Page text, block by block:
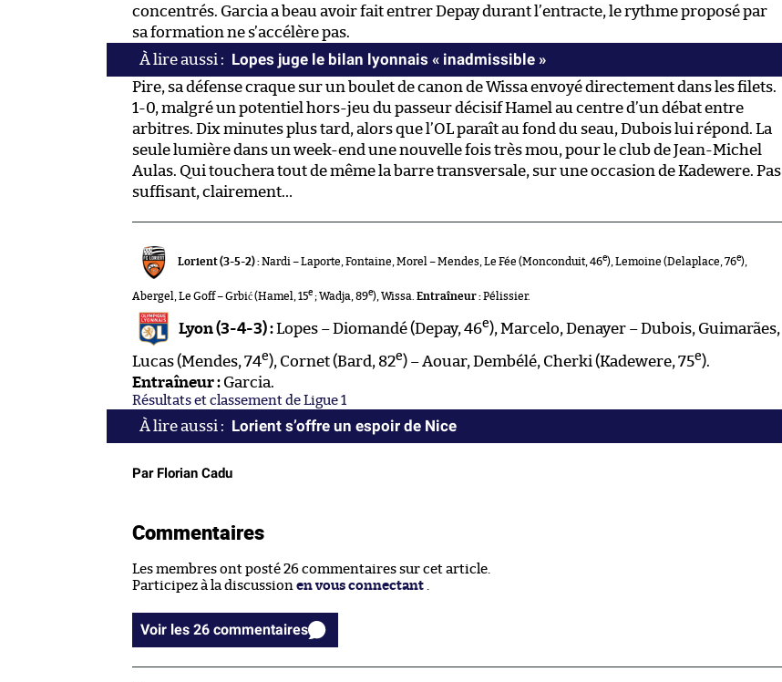
concentrés. Garcia a beau avoir fait entrer Depay durant l’entracte, le rythme proposé par
sa formation ne s’accélère pas.
Lopes juge le bilan lyonnais « inadmissible »
Pire, sa défense craque sur un boulet de canon de Wissa envoyé directement dans les filets.
1-0, malgré un potentiel hors-jeu du passeur décisif Hamel au centre d’un débat entre
arbitres. Dix minutes plus tard, alors que l’OL paraît au fond du seau, Dubois lui répond. La
seule lumière dans un week-end une nouvelle fois très mou, pour le club de Jean-Michel
Aulas. Qui touchera tout de même la barre transversale, sur une occasion de Kadewere. Pas
suffisant, clairement…
Lorient (3-5-2) : Nardi – Laporte, Fontaine, Morel – Mendes, Le Fée (Monconduit, 46e), Lemoine (Delaplace, 76e),
Abergel, Le Goff – Grbić (Hamel, 15e ; Wadja, 89e), Wissa. Entraîneur :Pélissier.
Lyon (3-4-3) :Lopes – Diomandé (Depay, 46e), Marcelo, Denayer – Dubois, Guimarães,
Lucas (Mendes, 74e), Cornet (Bard, 82e) – Aouar, Dembélé, Cherki (Kadewere, 75e).
Entraîneur : Garcia.
Résultats et classement de Ligue 1
Lorient s’offre un espoir de Nice
Par Florian Cadu
Commentaires
Les membres ont posté 26 commentaires sur cet article.
Participez à la discussion en vous connectant .
Voir les 26 commentaires